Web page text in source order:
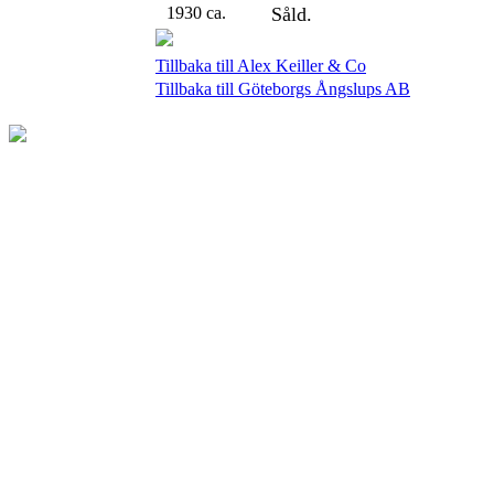
1930 ca. Såld.
Tillbaka till Alex Keiller & Co
Tillbaka till Göteborgs Ångslups AB